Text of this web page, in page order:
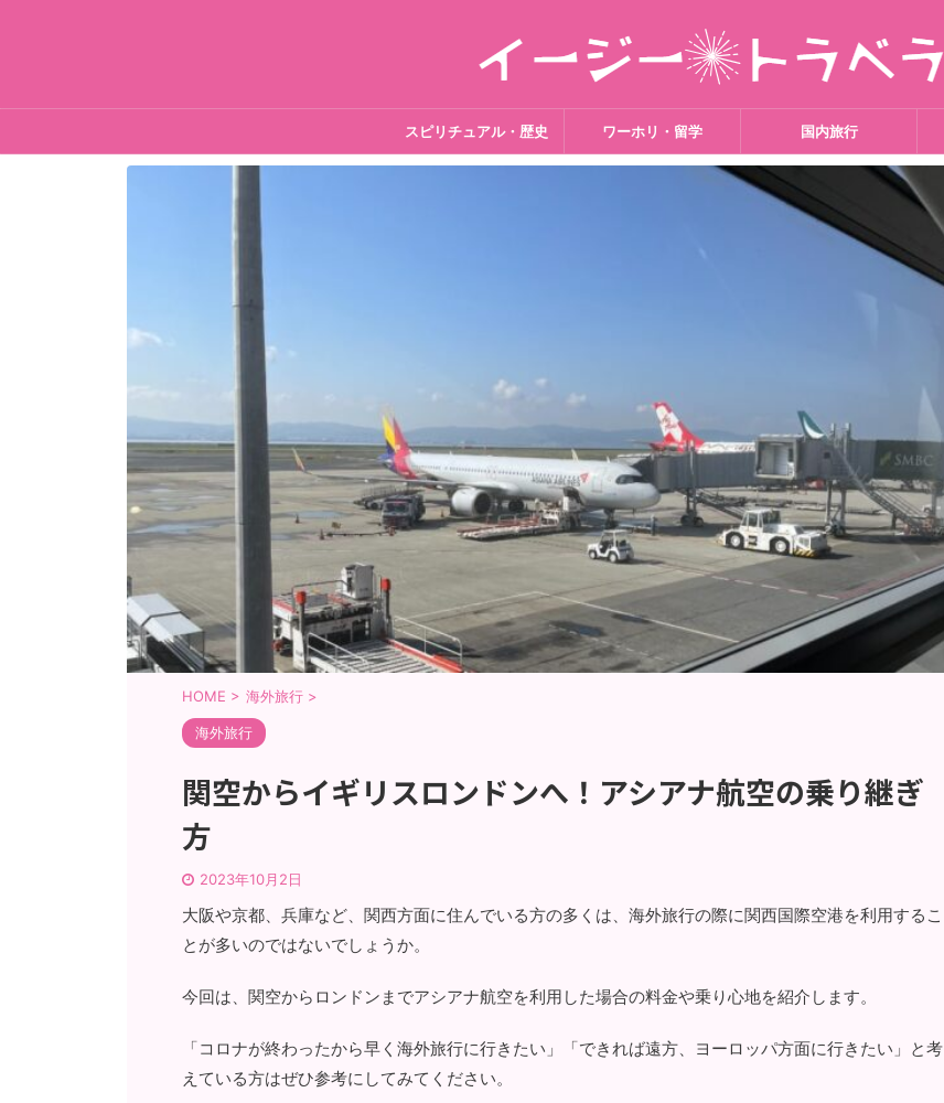
スピリチュアル・歴史 ワーホリ・留学 国内旅行
HOME > 海外旅行 >
海外旅行
関空からイギリスロンドンへ！アシアナ航空の乗り継ぎ
方
2023年10月2日
大阪や京都、兵庫など、関西方面に住んでいる方の多くは、海外旅行の際に関西国際空港を利用するこ
とが多いのではないでしょうか。
今回は、関空からロンドンまでアシアナ航空を利用した場合の料金や乗り心地を紹介します。
「コロナが終わったから早く海外旅行に行きたい」「できれば遠方、ヨーロッパ方面に行きたい」と考
えている方はぜひ参考にしてみてください。